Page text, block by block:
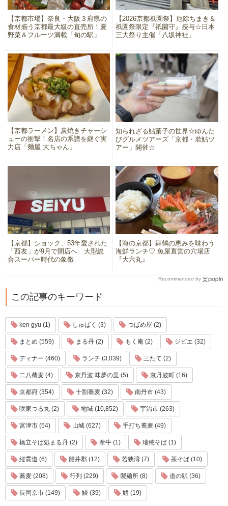
【京都市場】奈良・大阪３府県の
食材揃う京都最大級の直売所！夏
野菜＆フルーツ満載「旬の駅」
【2026京都祇園祭】厄除ちまき＆
祇園祭限定『祇園守』授与☆日本
三大祭り主催「八坂神社」
【京都ラーメン】炭焼きチャーシ
ューの衝撃！名店の系譜を継ぐ実
力店「麺屋 大ちゃん」
知られざる鮎菓子の世界☆ゆんた
びグルメツアーズ「京都・若鮎ツ
アー」開催☆
【京都】ショック、53年愛された
「西友」が9月で閉店へ 大型総
合スーパー時代の象徴
【海の京都】舞鶴の恵みを味わう
海鮮ランチ♡ 魚屋直営の穴場店
『大六丸』
Recommended by
この記事のキーワード
ken gyu (1) しゅばく (3) つばめ屋 (2)
まとめ (559) まる丹 (2) もく庵 (2) ジビエ (32)
ディナー (460) ランチ (3,039) 三たて (2)
二八蕎麦 (4) 京丹波 味夢の里 (5) 京丹波町 (16)
京都府 (354) 十割蕎麦 (32) 南丹市 (43)
咲家つる丸 (2) 地域 (10,852) 宇治市 (263)
宮津市 (54) 山城 (627) 手打ち蕎麦 (49)
橋立そば処まる丹 (2) 牽牛 (1) 瑞穂そば (1)
縦貫道 (6) 船井郡 (12) 若狭湾 (7) 茶そば (10)
蕎麦 (208) 行列 (229) 製麺所 (8) 道の駅 (36)
長岡京市 (149) 鰻 (39) 鱧 (19)